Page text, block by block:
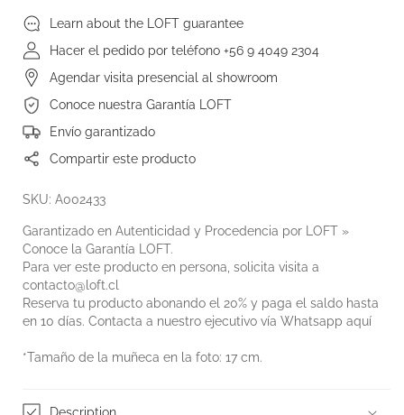
Learn about the LOFT guarantee
Hacer el pedido por teléfono +56 9 4049 2304
Agendar visita presencial al showroom
Conoce nuestra Garantía LOFT
Envío garantizado
Compartir este producto
SKU: A002433
Garantizado en Autenticidad y Procedencia por LOFT »
Conoce la Garantía LOFT.
Para ver este producto en persona, solicita visita a
contacto@loft.cl
Reserva tu producto abonando el 20% y paga el saldo hasta
en 10 días. Contacta a nuestro ejecutivo vía Whatsapp aquí
*Tamaño de la muñeca en la foto: 17 cm.
Description